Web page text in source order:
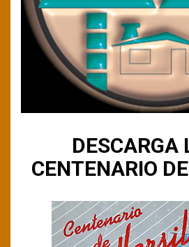
DESCARGA
CENTENARIO